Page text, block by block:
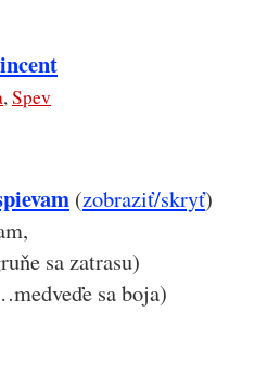
,Spev
(zobraziť/skryť)
sa zatrasu)
sa boja)